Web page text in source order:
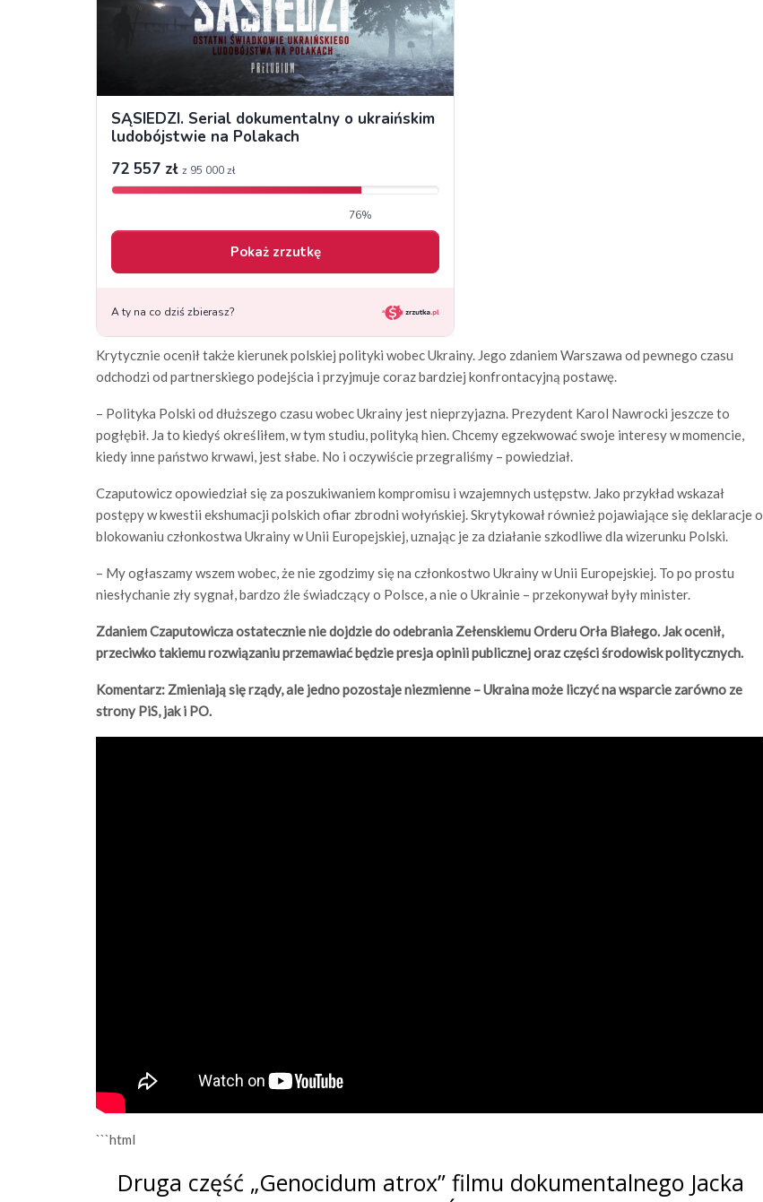
Krytycznie ocenił także kierunek polskiej polityki wobec Ukrainy. Jego zdaniem Warszawa od pewnego czasu
odchodzi od partnerskiego podejścia i przyjmuje coraz bardziej konfrontacyjną postawę.
– Polityka Polski od dłuższego czasu wobec Ukrainy jest nieprzyjazna. Prezydent Karol Nawrocki jeszcze to
pogłębił. Ja to kiedyś określiłem, w tym studiu, polityką hien. Chcemy egzekwować swoje interesy w momencie,
kiedy inne państwo krwawi, jest słabe. No i oczywiście przegraliśmy – powiedział.
Czaputowicz opowiedział się za poszukiwaniem kompromisu i wzajemnych ustępstw. Jako przykład wskazał
postępy w kwestii ekshumacji polskich ofiar zbrodni wołyńskiej. Skrytykował również pojawiające się deklaracje o
blokowaniu członkostwa Ukrainy w Unii Europejskiej, uznając je za działanie szkodliwe dla wizerunku Polski.
– My ogłaszamy wszem wobec, że nie zgodzimy się na członkostwo Ukrainy w Unii Europejskiej. To po prostu
niesłychanie zły sygnał, bardzo źle świadczący o Polsce, a nie o Ukrainie – przekonywał były minister.
Zdaniem Czaputowicza ostatecznie nie dojdzie do odebrania Zełenskiemu Orderu Orła Białego. Jak ocenił,
przeciwko takiemu rozwiązaniu przemawiać będzie presja opinii publicznej oraz części środowisk politycznych.
Komentarz: Zmieniają się rządy, ale jedno pozostaje niezmienne – Ukraina może liczyć na wsparcie zarówno ze
strony PiS, jak i PO.
```html
Druga część „Genocidum atrox” filmu dokumentalnego Jacka